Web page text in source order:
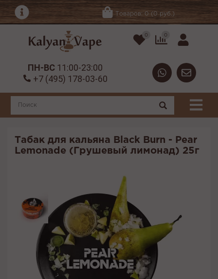
Товаров: 0 (0 руб.)
0 0
ПН-ВС 11:00-23:00
+7 (495) 178-03-60
Табак для кальяна Black Burn - Pear
Lemonade (Грушевый лимонад) 25г